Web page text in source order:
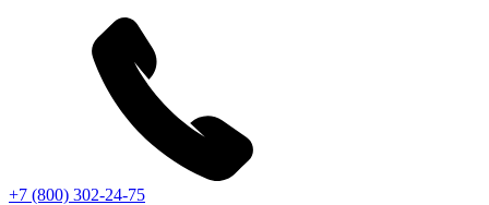
+7 (800) 302-24-75